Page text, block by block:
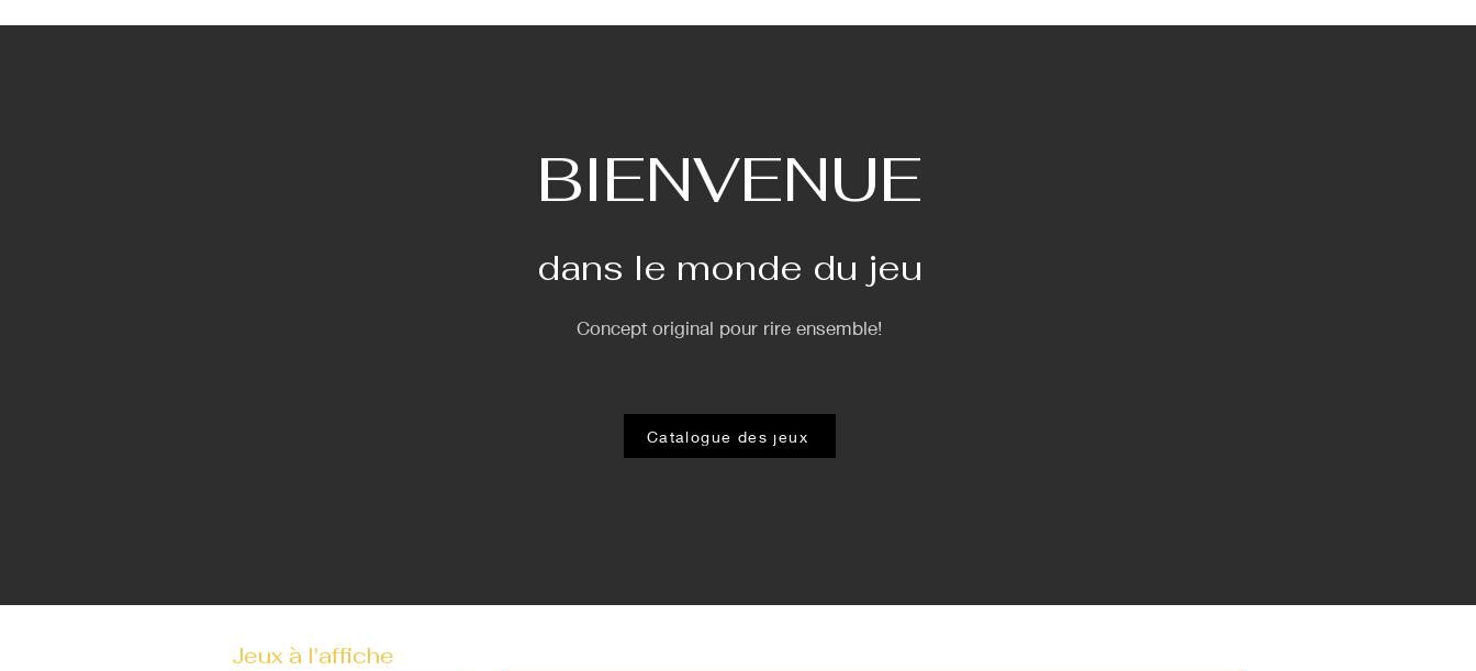
BIENVENUE
dans le monde du jeu
Concept original pour rire ensemble!
Catalogue des jeux
Jeux à l'affiche